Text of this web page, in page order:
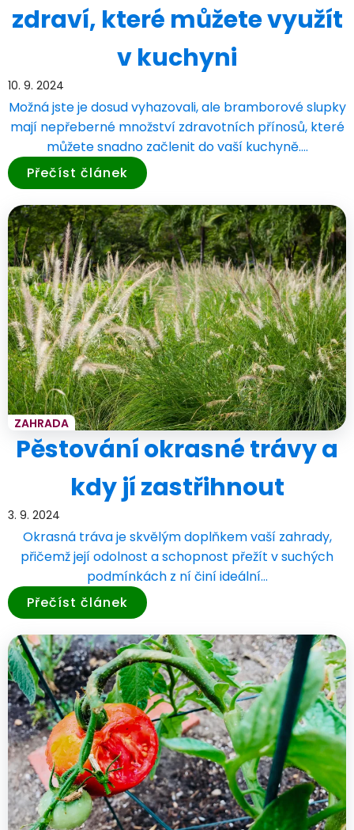
zdraví, které můžete využít
v kuchyni
10. 9. 2024
Možná jste je dosud vyhazovali, ale bramborové slupky
mají nepřeberné množství zdravotních přínosů, které
můžete snadno začlenit do vaší kuchyně.…
Přečíst článek
ZAHRADA
Pěstování okrasné trávy a
kdy jí zastřihnout
3. 9. 2024
Okrasná tráva je skvělým doplňkem vaší zahrady,
přičemž její odolnost a schopnost přežít v suchých
podmínkách z ní činí ideální…
Přečíst článek